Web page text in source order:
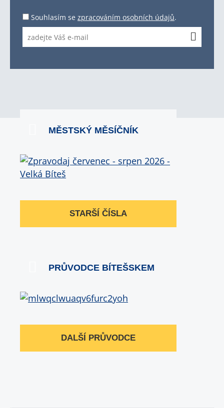
Souhlasím se zpracováním osobních údajů.
MĚSTSKÝ MĚSÍČNÍK
STARŠÍ ČÍSLA
PRŮVODCE BÍTEŠSKEM
DALŠÍ PRŮVODCE